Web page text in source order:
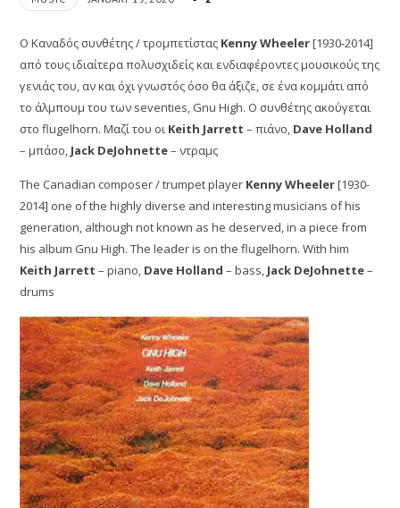
Ο Καναδός συνθέτης / τρομπετίστας Kenny Wheeler[1930-2014]
από τους ιδιαίτερα πολυσχιδείς και ενδιαφέροντες μουσικούς της
γενιάς του, αν και όχι γνωστός όσο θα άξιζε, σε ένα κομμάτι από
το άλμπουμ του των seventies, Gnu High. Ο συνθέτης ακούγεται
στο flugelhorn. Μαζί του οι Keith Jarrett – πιάνο, Dave Holland
– μπάσο, Jack DeJohnette– ντραμς
The Canadian composer / trumpet player Kenny Wheeler[1930-
2014] one of the highly diverse and interesting musicians of his
generation, although not known as he deserved, in a piece from
his album Gnu High. The leader is on the flugelhorn. With him
Keith Jarrett– piano, Dave Holland– bass, Jack DeJohnette–
drums